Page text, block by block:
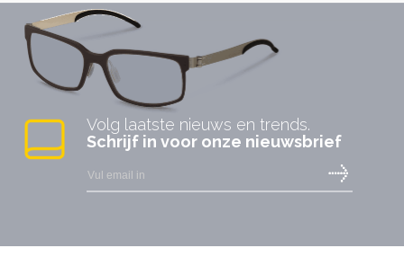
Volg laatste nieuws en trends.
Schrijf in voor onze nieuwsbrief